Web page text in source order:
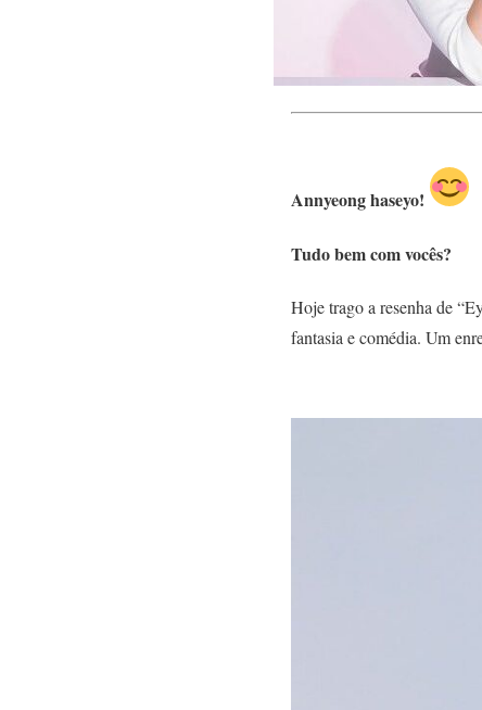
Annyeong haseyo!
Tudo bem com vocês?
Hoje trago a resenha de
fantasia e comédia. Um